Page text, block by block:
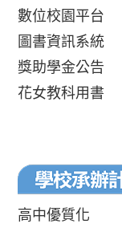
數位校園平台
圖書資訊系統
獎助學金公告
花女教科用書
高中優質化